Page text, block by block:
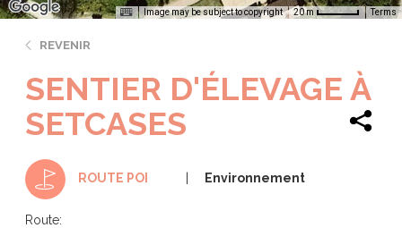
Image may be subject to copyright 20 m Terms
REVENIR
SENTIER D'ÉLEVAGE À
SETCASES
ROUTE POI Environnement
Route: